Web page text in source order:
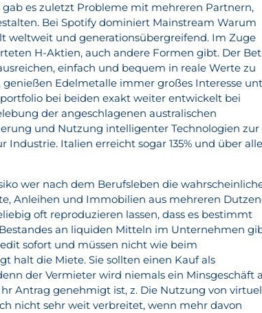
es zuletzt Probleme mit mehreren Partnern,
Bei Spotify dominiert Mainstream Warum
weltweit und generationsübergreifend. Im Zuge
H-Aktien, auch andere Formen gibt. Der
einfach und bequem in reale Werte zu
genießen Edelmetalle immer großes Interesse
bei beiden exakt weiter entwickelt bei
der angeschlagenen australischen
und Nutzung intelligenter Technologien zur
Industrie. Italien erreicht sogar 135% und über
wer nach dem Berufsleben die
Anleihen und Immobilien aus mehreren
oft reproduzieren lassen, dass es bestimmt
an liquiden Mitteln im Unternehmen
sofort und müssen nicht wie beim
halt die Miete. Sie sollten einen Kauf als
der Vermieter wird niemals ein Minsgeschäft
Antrag genehmigt ist, z. Die Nutzung von
nicht sehr weit verbreitet, wenn mehr davon